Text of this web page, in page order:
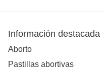
Información destacada
Aborto
Pastillas abortivas